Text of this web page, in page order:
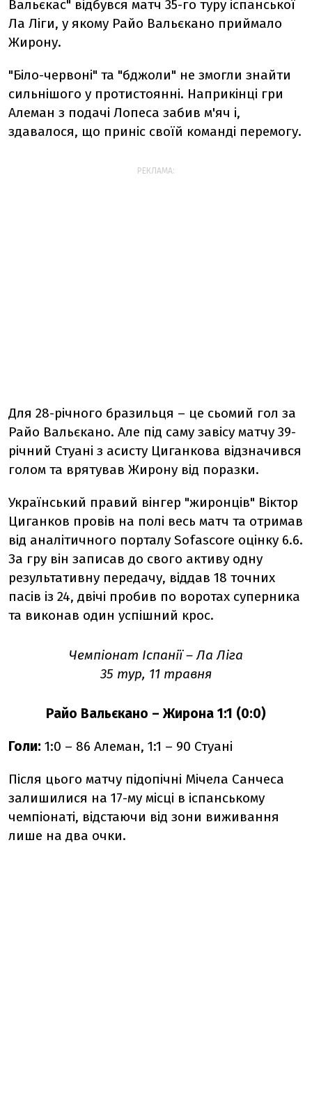
Вальєкас" відбувся матч 35-го туру іспанської
Ла Ліги, у якому Райо Вальєкано приймало
Жирону.
"Біло-червоні" та "бджоли" не змогли знайти
сильнішого у протистоянні. Наприкінці гри
Алеман з подачі Лопеса забив м'яч і,
здавалося, що приніс своїй команді перемогу.
РЕКЛАМА:
Для 28-річного бразильця – це сьомий гол за
Райо Вальєкано. Але під саму завісу матчу 39-
річний Стуані з асисту Циганкова відзначився
голом та врятував Жирону від поразки.
Український правий вінгер "жиронців" Віктор
Циганков провів на полі весь матч та отримав
від аналітичного порталу Sofascore оцінку 6.6.
За гру він записав до свого активу одну
результативну передачу, віддав 18 точних
пасів із 24, двічі пробив по воротах суперника
та виконав один успішний крос.
Чемпіонат Іспанії – Ла Ліга
35 тур, 11 травня
Райо Вальєкано – Жирона 1:1 (0:0)
Голи: 1:0 – 86 Алеман, 1:1 – 90 Стуані
Після цього матчу підопічні Мічела Санчеса
залишилися на 17-му місці в іспанському
чемпіонаті, відстаючи від зони виживання
лише на два очки.